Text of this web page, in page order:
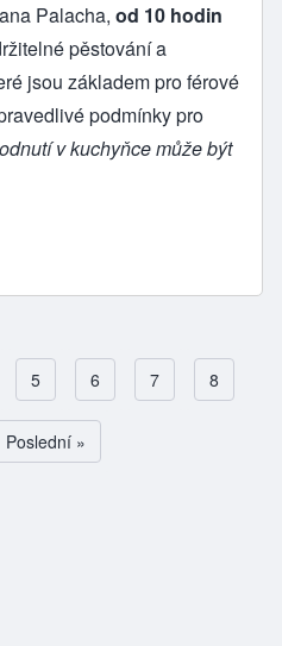
Palacha, od 10 hodin
pěstování a
jsou základem pro férové
podmínky pro
v kuchyňce může být
Pagination
Page
5 Page
6 Page
7 Page
8
Poslední stránka
Poslední »